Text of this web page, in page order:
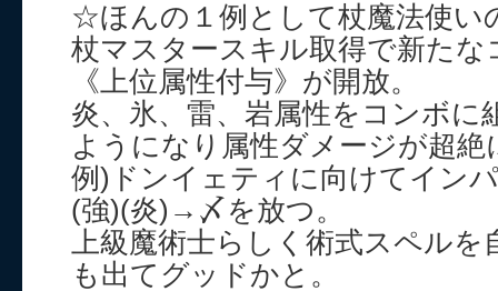
☆ほんの１例として杖魔法使い
杖マスタースキル取得で新た
《上位属性付与》が開放。
炎、氷、雷、岩属性をコンボに
ようになり属性ダメージが超絶
例)ドンイェティに向けてイン
(強)(炎)→〆を放つ。
上級魔術士らしく術式スペル
も出てグッドかと。